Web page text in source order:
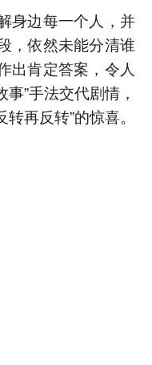
身边每一个人，并
，依然未能分清谁
出肯定答案，令人
”手法交代剧情，
再反转”的惊喜。